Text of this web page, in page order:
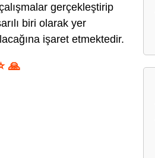
gerçekleştirip
biri olarak yer
işaret etmektedir.
🙏